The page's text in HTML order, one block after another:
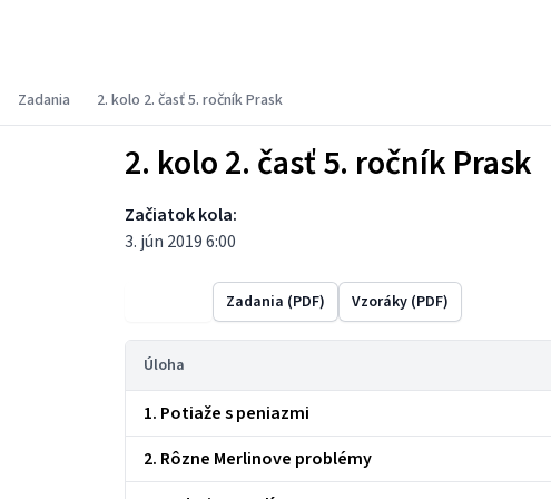
Zadania 2. kolo 2. časť 5. ročník Prask
2. kolo 2. časť 5. ročník Prask
Začiatok kola:
3. jún 2019 6:00
Zadania (PDF) Vzoráky (PDF)
Úloha
1. Potiaže s peniazmi
2. Rôzne Merlinove problémy